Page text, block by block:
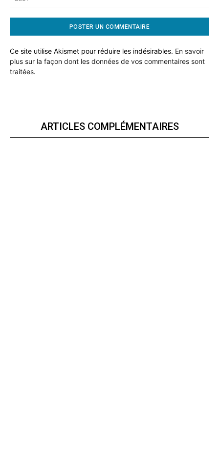
Ce site utilise Akismet pour réduire les indésirables. En savoir
plus sur la façon dont les données de vos commentaires sont
traitées.
ARTICLES COMPLÉMENTAIRES